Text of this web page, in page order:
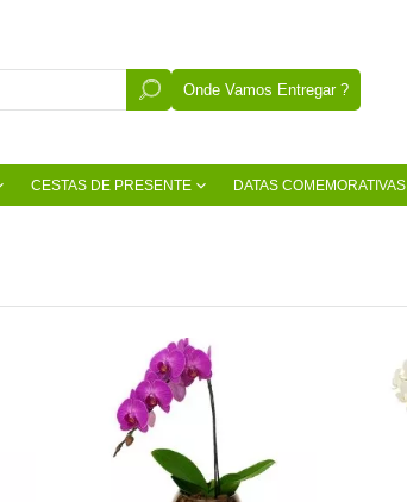
Onde Vamos Entregar ?
CESTAS DE PRESENTE DATAS COMEMORATIVAS